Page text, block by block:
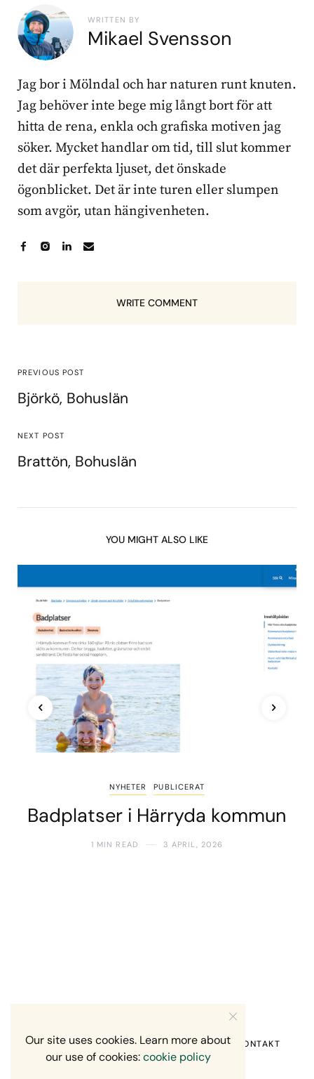
WRITTEN BY
Mikael Svensson
Jag bor i Mölndal och har naturen runt knuten.
Jag behöver inte bege mig långt bort för att
hitta de rena, enkla och grafiska motiven jag
söker. Mycket handlar om tid, till slut kommer
det där perfekta ljuset, det önskade
ögonblicket. Det är inte turen eller slumpen
som avgör, utan hängivenheten.
WRITE COMMENT
PREVIOUS POST
Björkö, Bohuslän
NEXT POST
Brattön, Bohuslän
YOU MIGHT ALSO LIKE
NYHETER PUBLICERAT
Badplatser i Härryda kommun
1 MIN READ 3 APRIL, 2026
HEM OM MIG RECENSION OM MIG KONTAKT
Our site uses cookies. Learn more about
our use of cookies:cookie policy